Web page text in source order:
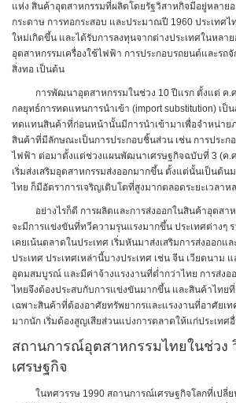
แห่ง สินค้าอุตสาหกรรมที่ผลิตโดยรัฐวิสาหกิจมีอยู่หลาย
กระดาษ การทอกระสอบ และประมาณปี 1960 ประเทศ
ใหม่เกิดขึ้น และได้รับการลงทุนจากต่างประเทศในหลา
อุตสาหกรรมเครื่องใช้ไฟฟ้า การประกอบรถยนต์และร
สิ่งทอ เป็นต้น
การพัฒนาอุตสาหกรรมในช่วง 10 ปีแรก ตั้งแต่ ค.ศ.
กลยุทธ์การทดแทนการนำเข้า (import substitution) เ
ทดแทนสินค้าที่ก่อนหน้านั้นมีการนำเข้ามาเพื่อจำหน่าย
สินค้าที่มีลักษณะเป็นการประกอบชิ้นส่วน เช่น การประก
ไฟฟ้า ต่อมาตั้งแต่ช่วงแผนพัฒนาเศรษฐกิจฉบับที่ 3 (ค.ศ
เริ่มส่งเสริมอุตสาหกรรมส่งออกมากขึ้น ตั้งแต่นั้นเป็นต้น
ไทย ก็มีอัตราการเจริญเติบโตที่สูงมากตลอดระยะเวล
อย่างไรก็ดี การผลิตและการส่งออกในสินค้าอุตสาห
จะมีการแข่งขันที่ทวีความรุนแรงมากขึ้น ประเทศต่างๆ
เคยเน้นตลาดในประเทศ เริ่มหันมาส่งเสริมการส่งออกแ
ประเทศ ประเทศเหล่านี้บางประเทศ เช่น จีน เวียดนาม
อุดมสมบูรณ์ และมีค่าจ้างแรงงานที่ต่ำกว่าไทย การส่งอ
ไทยจึงต้องประสบกับการแข่งขันมากขึ้น และสินค้าไทยที่
เฉพาะสินค้าที่ต้องอาศัยทรัพยากรและแรงงานที่อาศัยเ
มากนัก เริ่มต้องสูญเสียส่วนแบ่งการตลาดให้แก่ประเทศ
สถานการณ์อุตสาหกรรมไทยในช่วง
เศรษฐกิจ
ในทศวรรษ 1990 สถานการณ์เศรษฐกิจโลกที่เปลี่ย